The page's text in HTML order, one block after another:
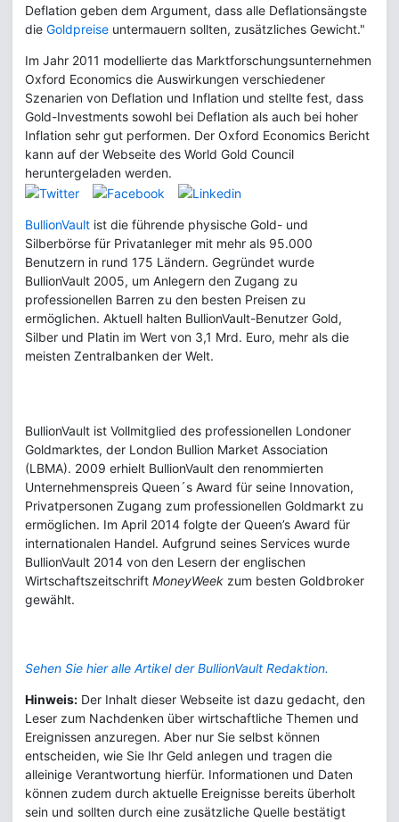
Deflation geben dem Argument, dass alle Deflationsängste
die Goldpreise untermauern sollten, zusätzliches Gewicht."
Im Jahr 2011 modellierte das Marktforschungsunternehmen
Oxford Economics die Auswirkungen verschiedener
Szenarien von Deflation und Inflation und stellte fest, dass
Gold-Investments sowohl bei Deflation als auch bei hoher
Inflation sehr gut performen. Der Oxford Economics Bericht
kann auf der Webseite des World Gold Council
heruntergeladen werden.
BullionVault ist die führende physische Gold- und
Silberbörse für Privatanleger mit mehr als 95.000
Benutzern in rund 175 Ländern. Gegründet wurde
BullionVault 2005, um Anlegern den Zugang zu
professionellen Barren zu den besten Preisen zu
ermöglichen. Aktuell halten BullionVault-Benutzer Gold,
Silber und Platin im Wert von 3,1 Mrd. Euro, mehr als die
meisten Zentralbanken der Welt.
BullionVault ist Vollmitglied des professionellen Londoner
Goldmarktes, der London Bullion Market Association
(LBMA). 2009 erhielt BullionVault den renommierten
Unternehmenspreis Queen´s Award für seine Innovation,
Privatpersonen Zugang zum professionellen Goldmarkt zu
ermöglichen. Im April 2014 folgte der Queen’s Award für
internationalen Handel. Aufgrund seines Services wurde
BullionVault 2014 von den Lesern der englischen
Wirtschaftszeitschrift MoneyWeek zum besten Goldbroker
gewählt.
Sehen Sie hier alle Artikel der BullionVault Redaktion.
Hinweis: Der Inhalt dieser Webseite ist dazu gedacht, den
Leser zum Nachdenken über wirtschaftliche Themen und
Ereignissen anzuregen. Aber nur Sie selbst können
entscheiden, wie Sie Ihr Geld anlegen und tragen die
alleinige Verantwortung hierfür. Informationen und Daten
können zudem durch aktuelle Ereignisse bereits überholt
sein und sollten durch eine zusätzliche Quelle bestätigt